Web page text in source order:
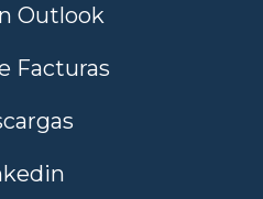
Outlook
Facturas